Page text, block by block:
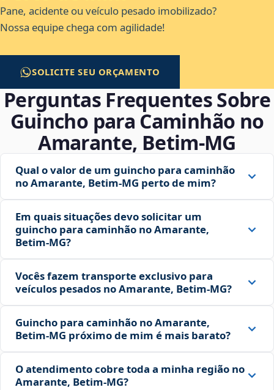
Pane, acidente ou veículo pesado imobilizado?
Nossa equipe chega com agilidade!
SOLICITE SEU ORÇAMENTO
Perguntas Frequentes Sobre
Guincho para Caminhão no
Amarante, Betim‑MG
Qual o valor de um guincho para caminhão
no Amarante, Betim‑MG perto de mim?
Em quais situações devo solicitar um
guincho para caminhão no Amarante,
Betim‑MG?
Vocês fazem transporte exclusivo para
veículos pesados no Amarante, Betim‑MG?
Guincho para caminhão no Amarante,
Betim‑MG próximo de mim é mais barato?
O atendimento cobre toda a minha região no
Amarante, Betim‑MG?